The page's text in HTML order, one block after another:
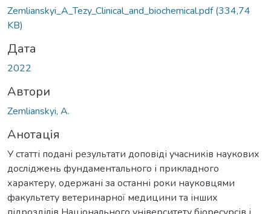
Zemlianskyi_A_Tezy_Clinical_and_biochemical.pdf(334,74
KB)
Дата
2022
Автори
Zemlianskyi, A.
Анотація
У статті подані результати доповіді учасників наукових
досліджень фундаментального і прикладного
характеру, одержані за останні роки науковцями
факультету ветеринарної медицини та інших